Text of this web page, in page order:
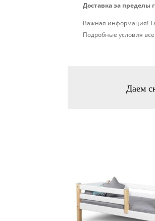
Доставка за пределы
Важная информация!
Подробные условия
Даем